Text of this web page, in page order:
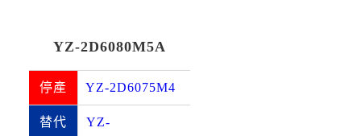
YZ-2D6080M5A
停產 YZ-2D6075M4
替代
YZ-